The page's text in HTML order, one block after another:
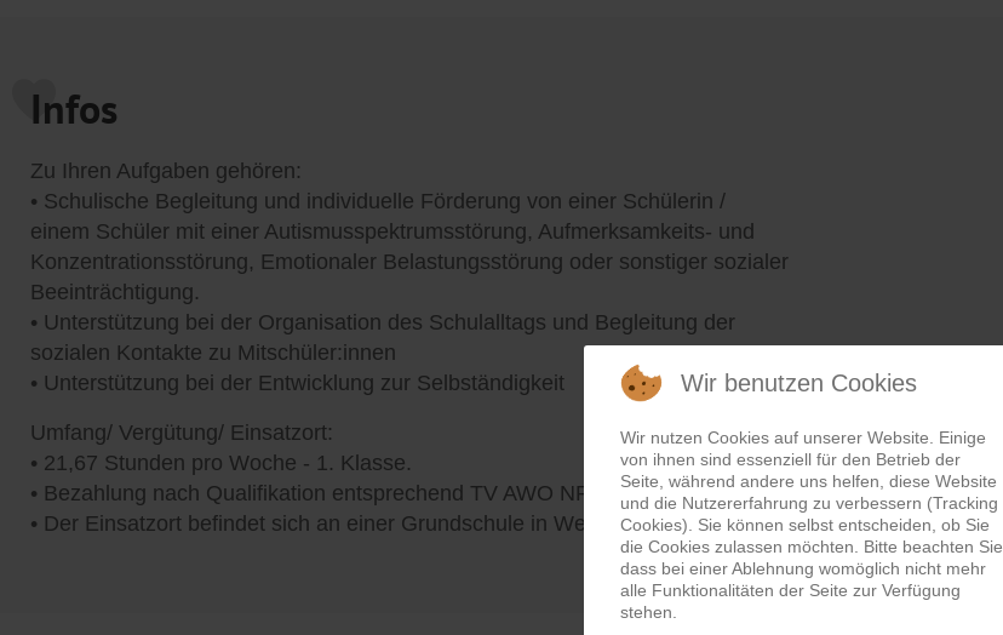
Infos
Zu Ihren Aufgaben gehören:
• Schulische Begleitung und individuelle Förderung von einer Schülerin /
einem Schüler mit einer Autismusspektrumsstörung, Aufmerksamkeits- und
Konzentrationsstörung, Emotionaler Belastungsstörung oder sonstiger sozialer
Beeinträchtigung.
• Unterstützung bei der Organisation des Schulalltags und Begleitung der
sozialen Kontakte zu Mitschüler:innen
• Unterstützung bei der Entwicklung zur Selbständigkeit
Umfang/ Vergütung/ Einsatzort:
• 21,67 Stunden pro Woche - 1. Klasse.
• Bezahlung nach Qualifikation entsprechend TV AWO NRW
• Der Einsatzort befindet sich an einer Grundschule in Weissach
Wir benutzen Cookies
Wir nutzen Cookies auf unserer Website. Einige
von ihnen sind essenziell für den Betrieb der
Seite, während andere uns helfen, diese Website
und die Nutzererfahrung zu verbessern (Tracking
Cookies). Sie können selbst entscheiden, ob Sie
die Cookies zulassen möchten. Bitte beachten Sie,
dass bei einer Ablehnung womöglich nicht mehr
alle Funktionalitäten der Seite zur Verfügung
stehen.